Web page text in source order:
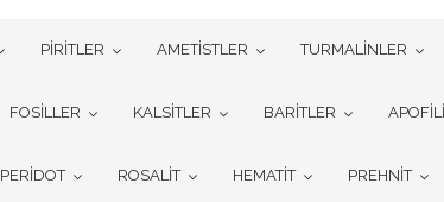
PİRİTLER AMETİSTLER TURMALİNLER
FOSİLLER KALSİTLER BARİTLER
PERİDOT ROSALİT HEMATİT PREHNİT